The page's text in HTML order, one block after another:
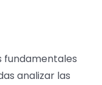
fundamentales
analizar las